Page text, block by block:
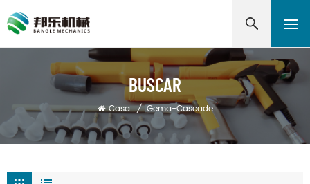
BUSCAR
Casa / Gema-Cascade